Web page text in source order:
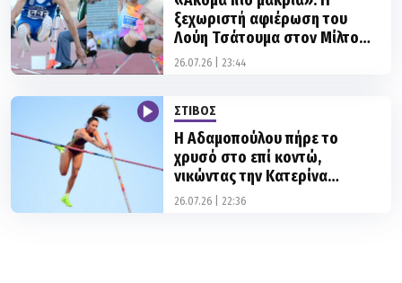
Τεντόγλου!
26.07.26 | 23:44
χρυσό στο επί κοντώ,
νικώντας την Κατερίνα
Στεφανίδη!
26.07.26 | 22:36